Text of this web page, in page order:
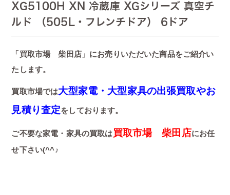
XG5100H XN 冷蔵庫 XGシリーズ 真空チ
ルド （505L・フレンチドア） 6ドア
「買取市場 柴田店」にお売りいただいた商品をご紹介い
たします。
買取市場では大型家電・大型家具の出張買取やお
見積り査定をしております。
ご不要な家電・家具の買取は買取市場 柴田店にお任
せ下さい(^^♪